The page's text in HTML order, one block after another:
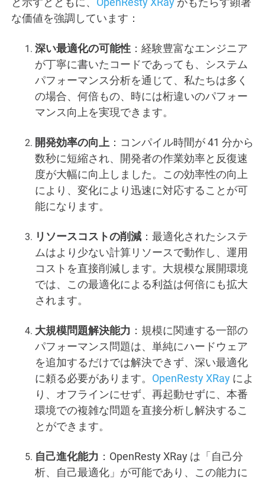
な価値を強調しています：
深い最適化の可能性 ：経験豊富なエンジニア
が丁寧に書いたコードであっても、システム
パフォーマンス分析を通じて、私たちは多く
の場合、何倍もの、時には桁違いのパフォー
マンス向上を実現できます。
開発効率の向上 ：コンパイル時間が 41 分から
数秒に短縮され、開発者の作業効率と反復速
度が大幅に向上しました。この効率性の向上
により、変化により迅速に対応することが可
能になります。
リソースコストの削減 ：最適化されたシステ
ムはより少ない計算リソースで動作し、運用
コストを直接削減します。大規模な展開環境
では、この最適化による利益は何倍にも拡大
されます。
大規模問題解決能力 ：規模に関連する一部の
パフォーマンス問題は、単純にハードウェア
を追加するだけでは解決できず、深い最適化
に頼る必要があります。 OpenResty XRay によ
り、オフラインにせず、再起動せずに、本番
環境での複雑な問題を直接分析し解決するこ
とができます。
自己進化能力 ：OpenResty XRay は「自己分
析、自己最適化」が可能であり、この能力に